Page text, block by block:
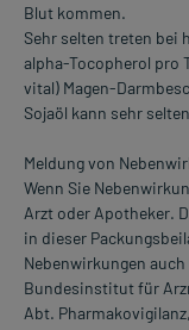
Blut kommen.
Sehr selten treten bei
alpha-Tocopherol pro
vital) Magen-
Sojaöl kann sehr
Meldung von
Wenn Sie
Arzt oder Apotheker.
in dieser
Nebenwirkungen
Bundesinstitut für
Abt.